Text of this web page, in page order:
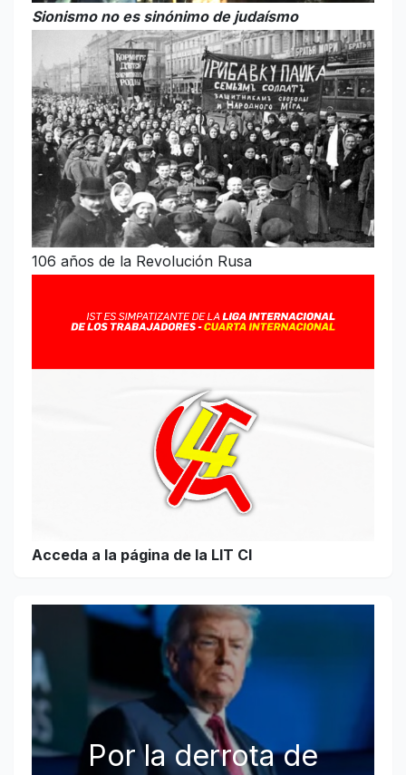
Sionismo no es sinónimo de judaísmo
106 años de la Revolución Rusa
Acceda a la página de la LIT CI
Por la derrota de